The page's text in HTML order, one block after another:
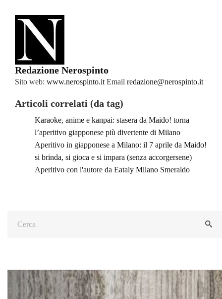
Redazione Nerospinto
Sito web: www.nerospinto.it Email redazione@nerospinto.it
Articoli correlati (da tag)
Karaoke, anime e kanpai: stasera da Maido! torna
l’aperitivo giapponese più divertente di Milano
Aperitivo in giapponese a Milano: il 7 aprile da Maido!
si brinda, si gioca e si impara (senza accorgersene)
Aperitivo con l'autore da Eataly Milano Smeraldo